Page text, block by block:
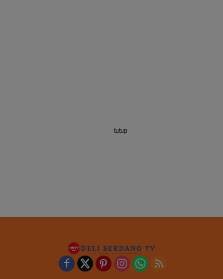
tutup